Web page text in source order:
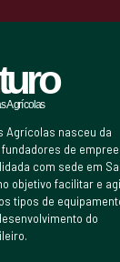
de
com sede em
objetivo facilitar e
tipos de
do